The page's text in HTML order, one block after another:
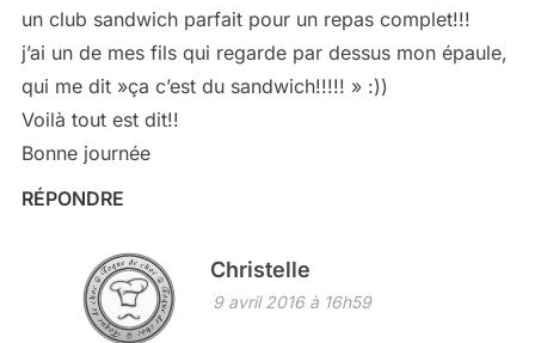
un club sandwich parfait pour un repas complet!!!
j’ai un de mes fils qui regarde par dessus mon épaule,
qui me dit »ça c’est du sandwich!!!!! » :))
Voilà tout est dit!!
Bonne journée
RÉPONDRE
Christelle
9 avril 2016 à 16h59